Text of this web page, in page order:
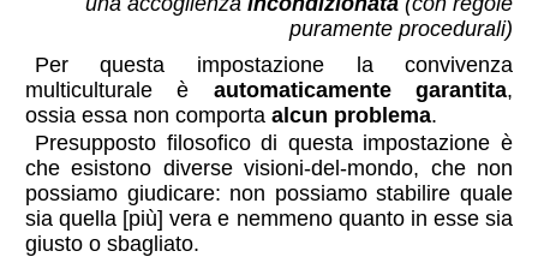
puramente procedurali)
Per questa impostazione la convivenza
multiculturale è automaticamente garantita,
ossia essa non comporta alcun problema.
Presupposto filosofico di questa impostazione è
che esistono diverse visioni-del-mondo, che non
possiamo giudicare: non possiamo stabilire quale
sia quella [più] vera e nemmeno quanto in esse sia
giusto o sbagliato.